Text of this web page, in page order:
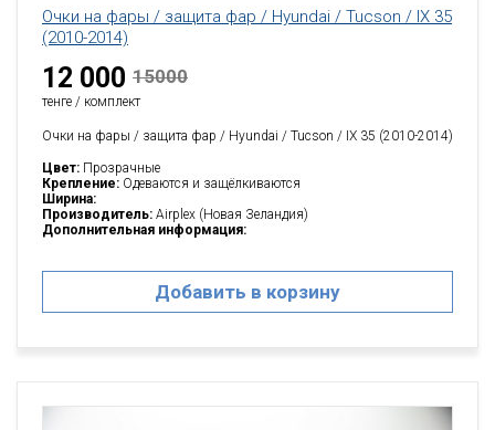
Очки на фары / защита фар / Hyundai / Tucson / IX 35
(2010-2014)
12 000 15000
тенге / комплект
Очки на фары / защита фар / Hyundai / Tucson / IX 35 (2010-2014)
Цвет: Прозрачные
Крепление: Одеваются и защёлкиваются
Ширина:
Производитель: Airplex (Новая Зеландия)
Дополнительная информация:
Добавить в корзину